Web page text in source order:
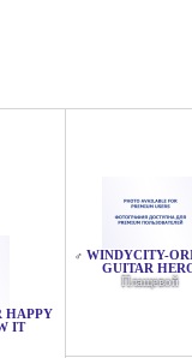
HAPPY
IT
♂ WINDYCITY-
GUITAR
Плащевой